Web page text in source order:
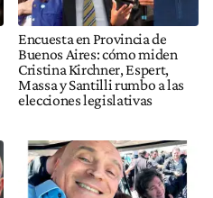
Encuesta en Provincia de
Buenos Aires: cómo miden
Cristina Kirchner, Espert,
Massa y Santilli rumbo a las
elecciones legislativas